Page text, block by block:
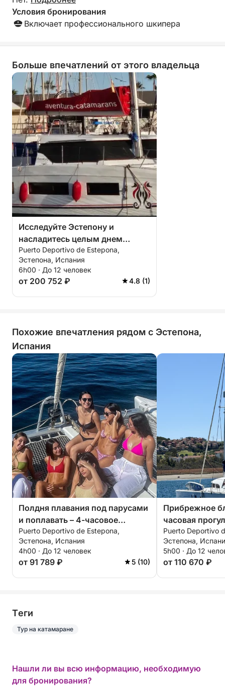
Условия бронирования
Включает профессионального шкипера
Больше впечатлений от этого владельца
Исследуйте Эстепону и
насладитесь целым днем
плавания на катамаране.
Puerto Deportivo de Estepona,
Эстепона, Испания
6h00 · До 12 человек
от 200 752 ₽ 4.8 (1)
Похожие впечатления рядом с Эстепона,
Испания
Полдня плавания под парусами
и поплавать – 4-часовое
приключение
Puerto Deportivo de Estepona,
Эстепона, Испания
4h00 · До 12 человек
от 91 789 ₽ 5 (10)
Прибрежное
часовая
вплавь и на
Puerto Deportivo
Эстепона,
5h00 · До 12
от 110 670 ₽
Tеги
Тур на катамаране
Нашли ли вы всю информацию, необходимую
для бронирования?